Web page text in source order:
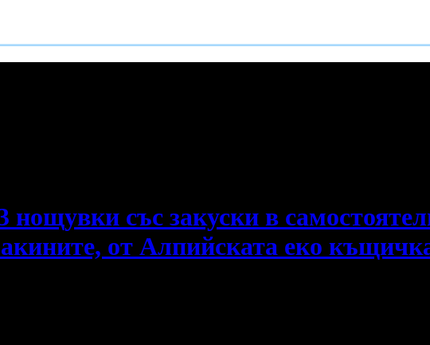
със закуски в
от Алпийската еко